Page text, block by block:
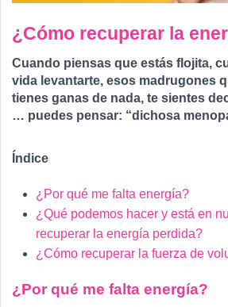
¿Cómo recuperar la
Cuando piensas que estás flojita,
vida levantarte, esos madrugones
tienes ganas de nada, te sientes
… puedes pensar: “dichosa
Índice
¿Por qué me falta energía?
¿Qué podemos hacer y está en
recuperar la energía perdida?
¿Cómo recuperar la fuerza de
¿Por qué me falta energía?